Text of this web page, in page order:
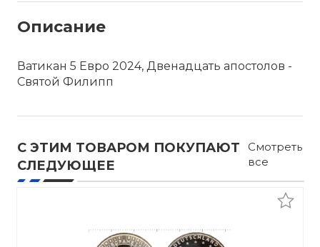
Описание
Ватикан 5 Евро 2024, Двенадцать апостолов -
Святой Филипп
С ЭТИМ ТОВАРОМ ПОКУПАЮТ
СЛЕДУЮЩЕЕ
Смотреть
все